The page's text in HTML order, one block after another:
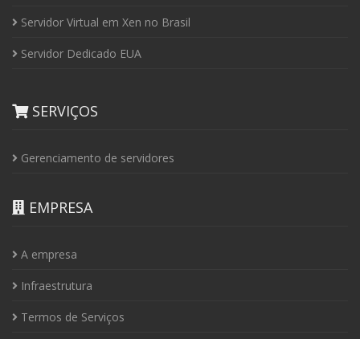
Servidor Virtual em Xen no Brasil
Servidor Dedicado EUA
SERVIÇOS
Gerenciamento de servidores
EMPRESA
A empresa
Infraestrutura
Termos de Serviços